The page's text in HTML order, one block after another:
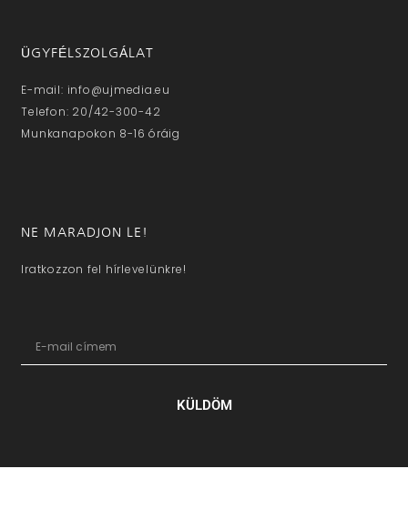
ÜGYFÉLSZOLGÁLAT
E-mail: info@ujmedia.eu
Telefon: 20/42-300-42
Munkanapokon 8-16 óráig
NE MARADJON LE!
Iratkozzon fel hírlevelünkre!
KÜLDÖM